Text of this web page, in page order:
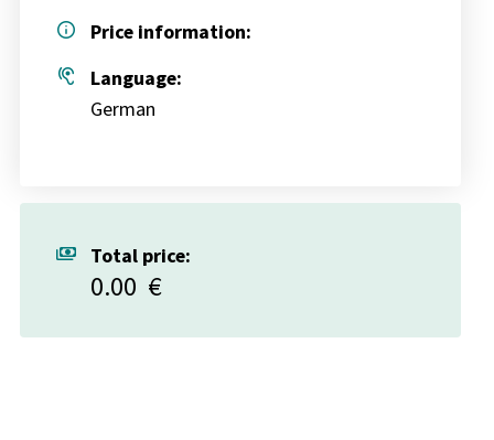
info
Price information:
hearing
Language:
German
payments Total price:
0.00 €